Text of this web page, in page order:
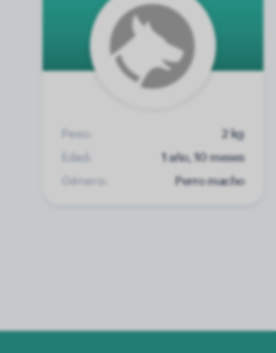
Peso:
2 kg
Edad:
1 año, 10 meses
Género:
Perro macho